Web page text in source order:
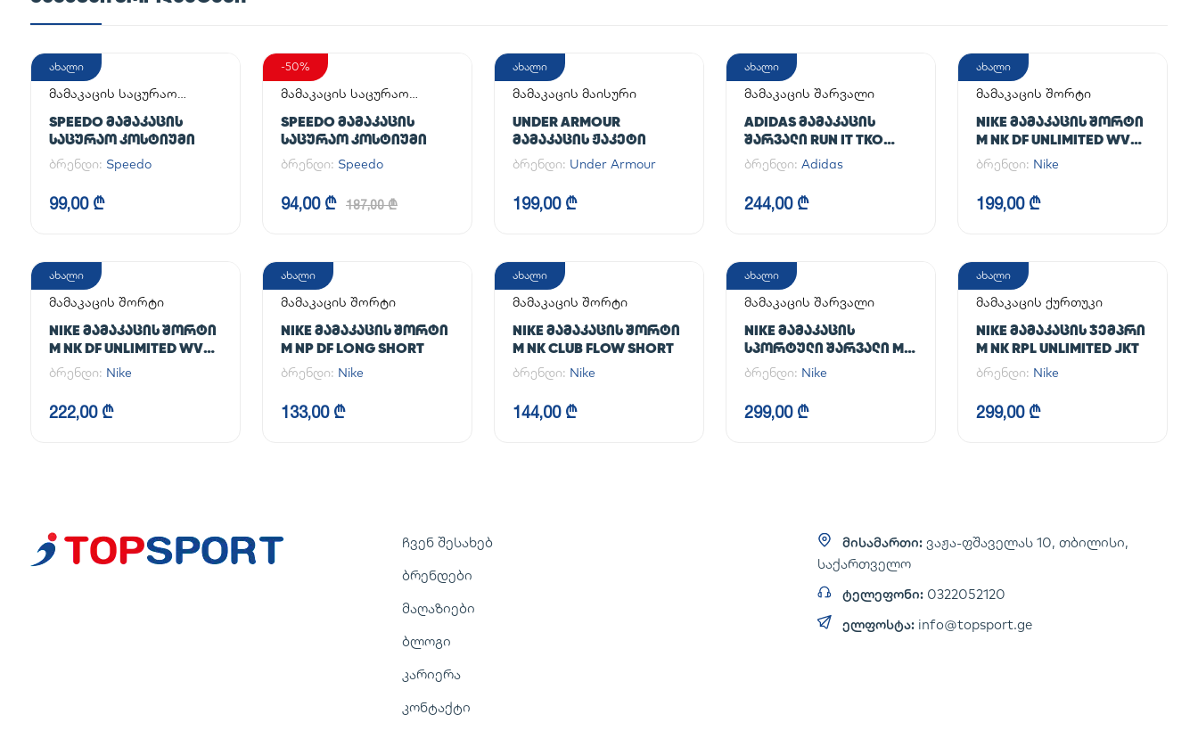
ახალი
მამაკაცის საცურაო
SPEEDO ᲛᲐᲛᲐᲙᲐᲪᲘᲡ
ᲡᲐᲪᲣᲠᲐᲝ ᲙᲝᲡᲢᲘᲣᲛᲘ
ბრენდი: Speedo
99,00 ₾
-50%
მამაკაცის საცურაო
SPEEDO ᲛᲐᲛᲐᲙᲐᲪᲘᲡ
ᲡᲐᲪᲣᲠᲐᲝ ᲙᲝᲡᲢᲘᲣᲛᲘ
ბრენდი: Speedo
94,00 ₾ 187,00 ₾
ახალი
მამაკაცის მაისური
UNDER ARMOUR
ᲛᲐᲛᲐᲙᲐᲪᲘᲡ ᲟᲐᲙᲔᲢᲘ
ბრენდი: Under Armour
199,00 ₾
ახალი
მამაკაცის შარვალი
ADIDAS ᲛᲐᲛᲐᲙᲐᲪᲘᲡ
ᲨᲐᲠᲕᲐᲚᲘ RUN IT TKO
PANT
ბრენდი: Adidas
244,00 ₾
ახალი
მამაკაცის შორტი
NIKE ᲛᲐᲛᲐᲙᲐᲪᲘᲡ ᲨᲝᲠᲢᲘ
M NK DF UNLIMITED WVN
7IN UL
ბრენდი: Nike
199,00 ₾
ახალი
მამაკაცის შორტი
NIKE ᲛᲐᲛᲐᲙᲐᲪᲘᲡ ᲨᲝᲠᲢᲘ
M NK DF UNLIMITED WVN
7IN 2IN1
ბრენდი: Nike
222,00 ₾
ახალი
მამაკაცის შორტი
NIKE ᲛᲐᲛᲐᲙᲐᲪᲘᲡ ᲨᲝᲠᲢᲘ
M NP DF LONG SHORT
ბრენდი: Nike
133,00 ₾
ახალი
მამაკაცის შორტი
NIKE ᲛᲐᲛᲐᲙᲐᲪᲘᲡ ᲨᲝᲠᲢᲘ
M NK CLUB FLOW SHORT
ბრენდი: Nike
144,00 ₾
ახალი
მამაკაცის შარვალი
NIKE ᲛᲐᲛᲐᲙᲐᲪᲘᲡ
ᲡᲞᲝᲠᲢᲣᲚᲘ ᲨᲐᲠᲕᲐᲚᲘ M
NK DF UNLIMITED PANT
TPR
ბრენდი: Nike
299,00 ₾
ახალი
მამაკაცის ქურთუკი
NIKE ᲛᲐᲛᲐᲙᲐᲪᲘᲡ ᲯᲔᲛᲞᲠᲘ
M NK RPL UNLIMITED JKT
ბრენდი: Nike
299,00 ₾
ჩვენ შესახებ
ბრენდები
მაღაზიები
ბლოგი
კარიერა
კონტაქტი
მისამართი: ვაჟა-ფშაველას 10, თბილისი,
საქართველო
ტელეფონი: 0322052120
ელფოსტა: info@topsport.ge